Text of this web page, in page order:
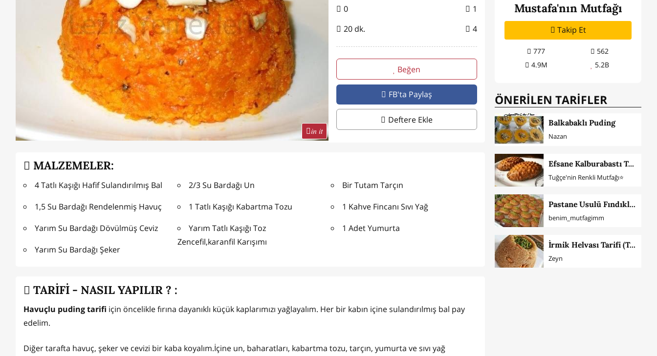
in it
0
1
20 dk.
4
Beğen
FB'ta Paylaş
Deftere Ekle
MALZEMELER:
4 Tatlı Kaşığı Hafif Sulandırılmış Bal
1,5 Su Bardağı Rendelenmiş Havuç
Yarım Su Bardağı Dövülmüş Ceviz
Yarım Su Bardağı Şeker
2/3 Su Bardağı Un
1 Tatlı Kaşığı Kabartma Tozu
Yarım Tatlı Kaşığı Toz
Zencefil,karanfil Karışımı
Bir Tutam Tarçın
1 Kahve Fincanı Sıvı Yağ
1 Adet Yumurta
TARİFİ - NASIL YAPILIR ? :
Havuçlu puding tarifi için öncelikle fırına dayanıklı küçük kaplarımızı yağlayalım. Her bir kabın içine sulandırılmış bal pay
edelim.
Diğer tarafta havuç, şeker ve cevizi bir kaba koyalım.İçine un, baharatları, kabartma tozu, tarçın, yumurta ve sıvı yağ
Mustafa'nın Mutfağı
Takip Et
777
562
4.9M
5.2B
ÖNERİLEN TARİFLER
Balkabaklı Puding
Nazan
Efsane Kalburabastı Tatlısı
Tuğçe'nin Renkli Mutfağı⭐️
Pastane Usulü Fındıklı Şekerpare
benim_mutfagimm
İrmik Helvası Tarifi (Tam Ölçü)
Zeyn